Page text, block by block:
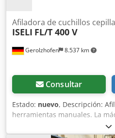
Gerolzhofen 8.537 km
Afiladora de cuchillos
ISELI FL/T 400 V
Consultar
Estado: nuevo, Descripción:
herramientas manuales. La
herramientas manuales tipo
de alta calidad, la unidad de